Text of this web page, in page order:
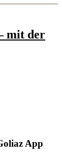
mit der
App